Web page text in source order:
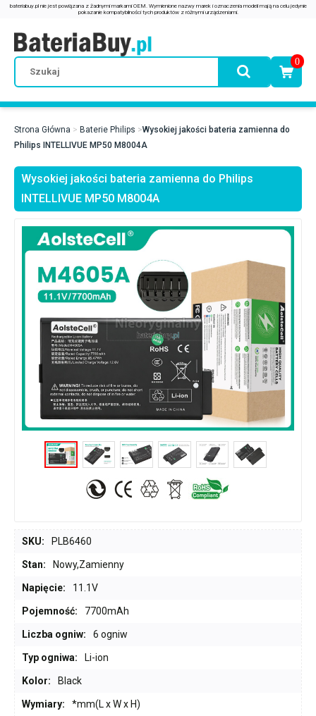
0
Strona Główna Baterie Philips
Wysokiej jakości bateria zamienna do
Philips INTELLIVUE MP50 M8004A
Wysokiej jakości bateria zamienna do Philips
INTELLIVUE MP50 M8004A
SKU: PLB6460
Stan: Nowy,Zamienny
Napięcie: 11.1V
Pojemność: 7700mAh
Liczba ogniw: 6 ogniw
Typ ogniwa: Li-ion
Kolor: Black
Wymiary: *mm(L x W x H)